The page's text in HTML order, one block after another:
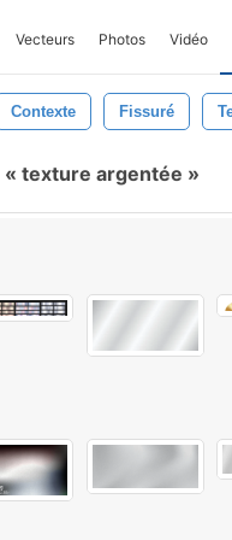
Vecteurs Photos Vidéo
Contexte Fissuré
texture argentée